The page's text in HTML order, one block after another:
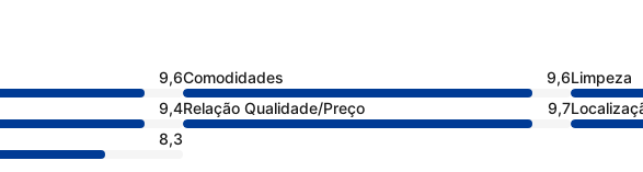
9,6Comodidades 9,6Limpeza
9,4Relação Qualidade/Preço 9,7
8,3